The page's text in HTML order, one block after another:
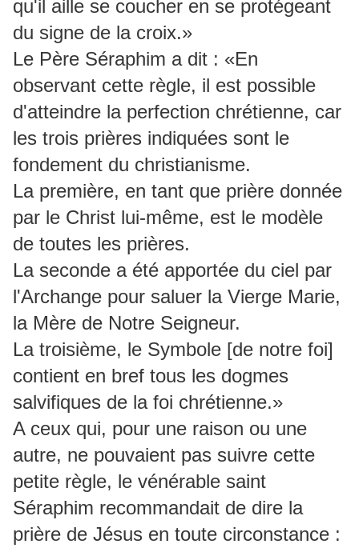
qu'il aille se coucher en se protégeant
du signe de la croix.»
Le Père Séraphim a dit : «En
observant cette règle, il est possible
d'atteindre la perfection chrétienne, car
les trois prières indiquées sont le
fondement du christianisme.
La première, en tant que prière donnée
par le Christ lui-même, est le modèle
de toutes les prières.
La seconde a été apportée du ciel par
l'Archange pour saluer la Vierge Marie,
la Mère de Notre Seigneur.
La troisième, le Symbole [de notre foi]
contient en bref tous les dogmes
salvifiques de la foi chrétienne.»
A ceux qui, pour une raison ou une
autre, ne pouvaient pas suivre cette
petite règle, le vénérable saint
Séraphim recommandait de dire la
prière de Jésus en toute circonstance :